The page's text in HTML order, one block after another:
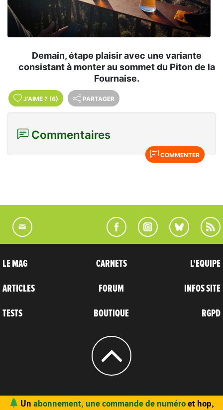
Demain, étape plaisir avec une variante
consistant à monter au sommet du Piton de la
Fournaise.
J'AIME ? (6) PARTAGER
Commentaires
COMMENTER
LE MAG
ARTICLES
TESTS
CARNETS
FORUM
BOUTIQUE
L'EQUIPE
INFOS SITE
RGPD
© 2004 - 2026 CARNETS D’AVENTURES